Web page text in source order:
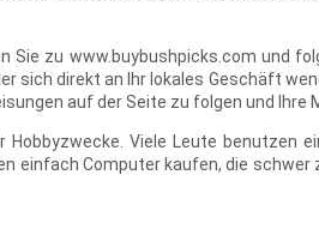
Sie zu www.buybushpicks.com und
direkt an Ihr lokales Geschäft
auf der Seite zu folgen und Ihre
Viele Leute benutzen
einfach Computer kaufen, die